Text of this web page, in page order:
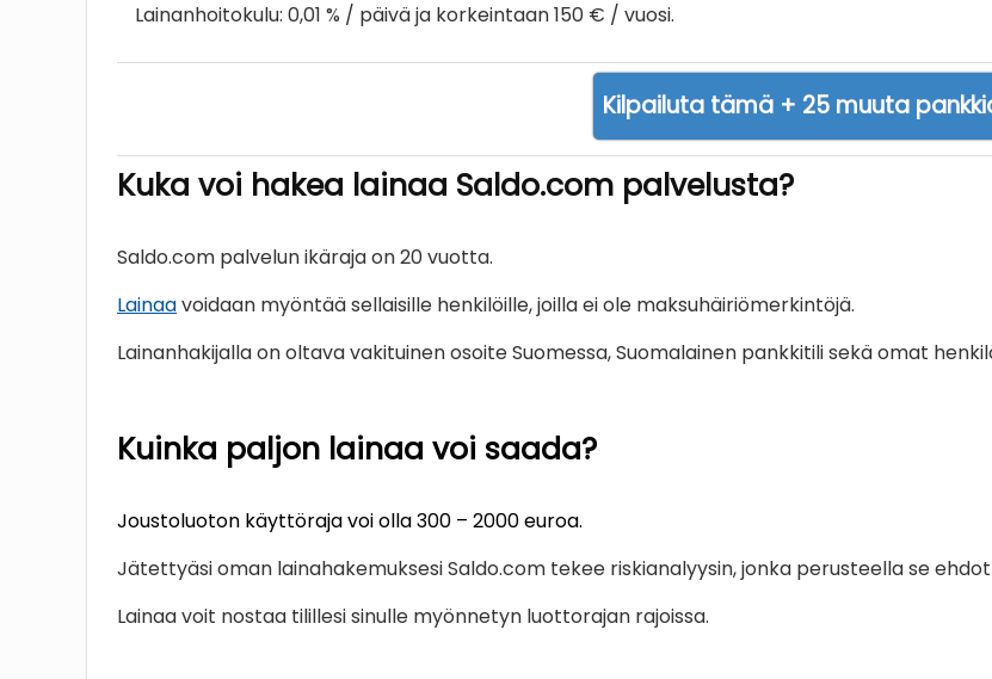
Lainanhoitokulu: 0,01 % / päivä ja korkeintaan 150 € / vuosi.
Kilpailuta tämä + 25 muuta
Kuka voi hakea lainaa Saldo.com palvelusta?
Saldo.com palvelun ikäraja on 20 vuotta.
Lainaavoidaan myöntää sellaisille henkilöille, joilla ei ole maksuhäiriömerkintöjä.
Lainanhakijalla on oltava vakituinen osoite Suomessa, Suomalainen pankkitili sekä omat
Kuinka paljon lainaa voi saada?
Joustoluoton käyttöraja voi olla 300 – 2000 euroa.
Jätettyäsi oman lainahakemuksesi Saldo.com tekee riskianalyysin, jonka perusteella se
Lainaa voit nostaa tilillesi sinulle myönnetyn luottorajan rajoissa.